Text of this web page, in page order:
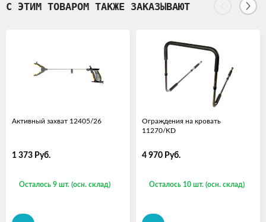
С ЭТИМ ТОВАРОМ ТАКЖЕ ЗАКАЗЫВАЮТ
Активный захват 12405/26
1 373 Руб.
Осталось 9 шт. (осн. склад)
Ограждения на кровать
11270/KD
4 970 Руб.
Осталось 10 шт. (осн. склад)